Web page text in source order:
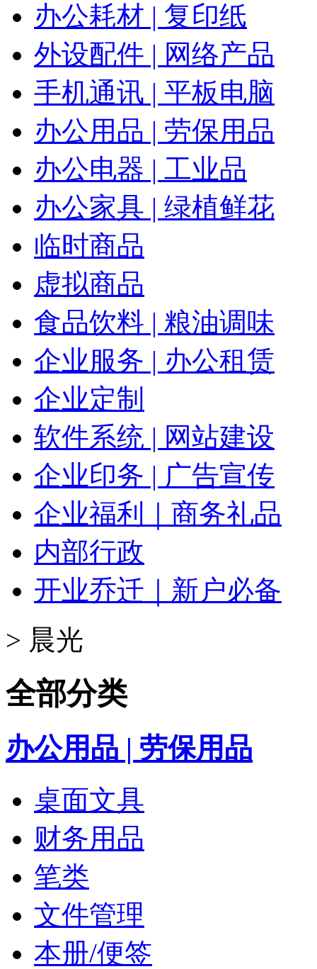
办公耗材 | 复印纸
外设配件 | 网络产品
手机通讯 | 平板电脑
办公用品 | 劳保用品
办公电器 | 工业品
办公家具 | 绿植鲜花
临时商品
虚拟商品
食品饮料 | 粮油调味
企业服务 | 办公租赁
企业定制
软件系统 | 网站建设
企业印务 | 广告宣传
企业福利｜商务礼品
内部行政
开业乔迁｜新户必备
> 晨光
全部分类
办公用品 | 劳保用品
桌面文具
财务用品
笔类
文件管理
本册/便签